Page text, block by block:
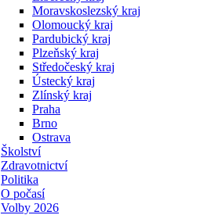
Moravskoslezský kraj
Olomoucký kraj
Pardubický kraj
Plzeňský kraj
Středočeský kraj
Ústecký kraj
Zlínský kraj
Praha
Brno
Ostrava
Školství
Zdravotnictví
Politika
O počasí
Volby 2026